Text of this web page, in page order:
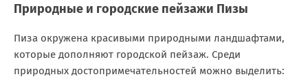
Природные и городские пейзажи Пизы
Пиза окружена красивыми природными ландшафтами,
которые дополняют городской пейзаж. Среди
природных достопримечательностей можно выделить: